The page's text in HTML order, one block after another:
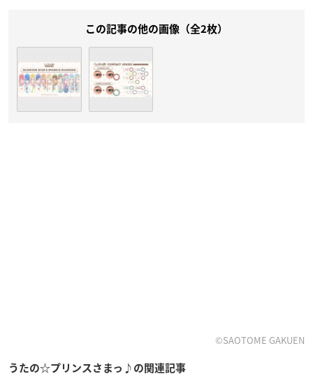
この記事の他の画像（全2枚）
©SAOTOME GAKUEN
うたの☆プリンスさまっ♪の関連記事